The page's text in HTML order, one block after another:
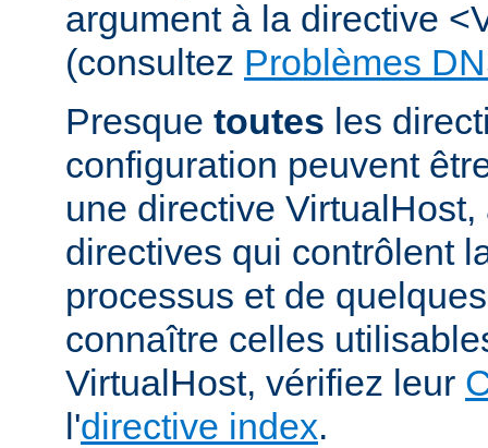
argument à la directive
(consultez Problèmes
Presque toutes les
configuration peuvent
une directive
directives qui contrôlent
processus et de
connaître celles
VirtualHost, vérifiez leur
l'directive index.